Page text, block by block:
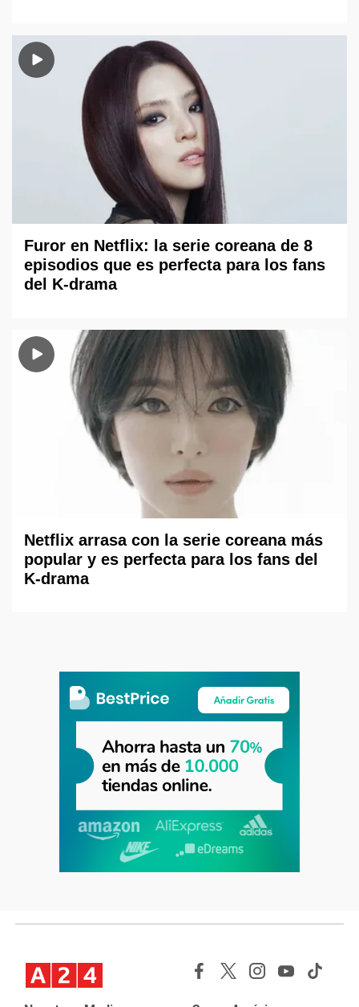
Furor en Netflix: la serie coreana de 8
episodios que es perfecta para los fans
del K-drama
Netflix arrasa con la serie coreana más
popular y es perfecta para los fans del
K-drama